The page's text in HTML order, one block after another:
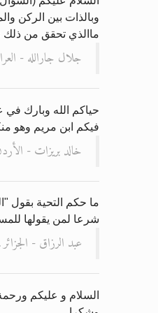
وبالذات بين الركن
ماالذي تحقق من ذلك
جلال جارالله -
حياكم الله وبارك
فيكم ابن مريم وهو
خالد بريزات -
ما حكم التحية بقول
شرعا لمن يقولها
عبد الرزاق -
السلام و عليكم